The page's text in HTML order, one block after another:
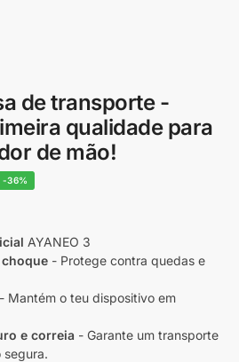
de transporte -
qualidade para
de mão!
-36%
AYANEO 3
choque - Protege contra quedas e
- Mantém o teu dispositivo em
e correia - Garante um transporte
segura.